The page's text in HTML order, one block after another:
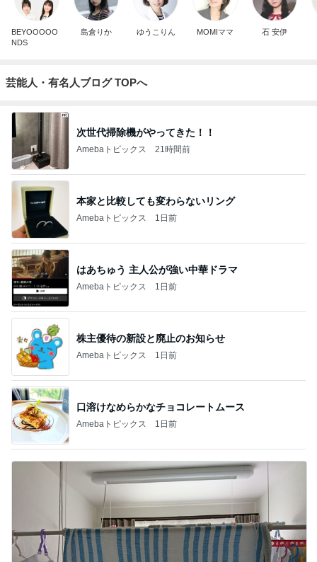
BEYOOOOO
NDS
島倉りか ゆうこりん MOMIママ 石 安伊
芸能人・有名人ブログ TOPへ
次世代掃除機がやってきた！！
Amebaトピックス 21時間前
本家と比較しても変わらないリング
Amebaトピックス 1日前
はあちゅう 主人公が強い中華ドラマ
Amebaトピックス 1日前
株主優待の新設と廃止のお知らせ
Amebaトピックス 1日前
口溶けなめらかなチョコレートムース
Amebaトピックス 1日前